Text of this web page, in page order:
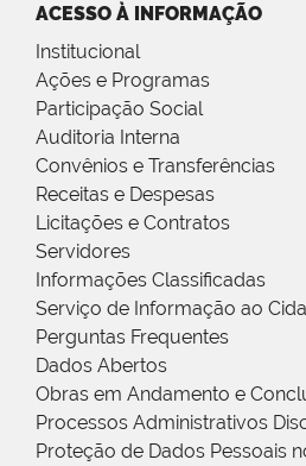
ACESSO À INFORMAÇÃO
Institucional
Ações e Programas
Participação Social
Auditoria Interna
Convênios e Transferências
Receitas e Despesas
Licitações e Contratos
Servidores
Informações Classificadas
Serviço de Informação ao
Perguntas Frequentes
Dados Abertos
Obras em Andamento e
Processos Administrativos
Proteção de Dados Pessoais